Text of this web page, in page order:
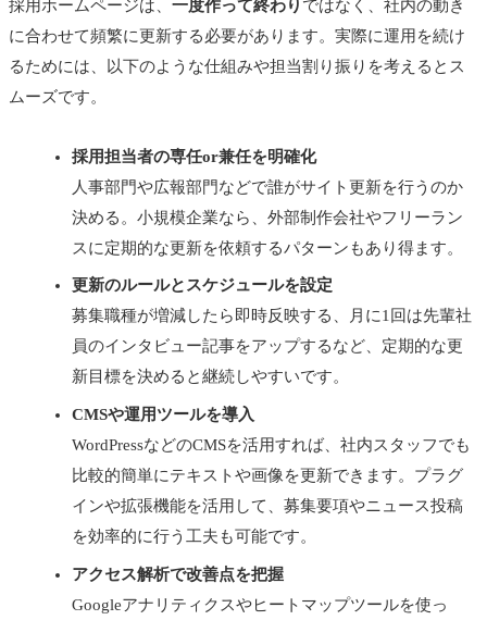
採用ホームページは、 一度作って終わり ではなく、社内の動き
に合わせて頻繁に更新する必要があります。実際に運用を続け
るためには、以下のような仕組みや担当割り振りを考えるとス
ムーズです。
採用担当者の専任or兼任を明確化
人事部門や広報部門などで誰がサイト更新を行うのか
決める。小規模企業なら、外部制作会社やフリーラン
スに定期的な更新を依頼するパターンもあり得ます。
更新のルールとスケジュールを設定
募集職種が増減したら即時反映する、月に1回は先輩社
員のインタビュー記事をアップするなど、定期的な更
新目標を決めると継続しやすいです。
CMSや運用ツールを導入
WordPressなどのCMSを活用すれば、社内スタッフでも
比較的簡単にテキストや画像を更新できます。プラグ
インや拡張機能を活用して、募集要項やニュース投稿
を効率的に行う工夫も可能です。
アクセス解析で改善点を把握
Googleアナリティクスやヒートマップツールを使っ